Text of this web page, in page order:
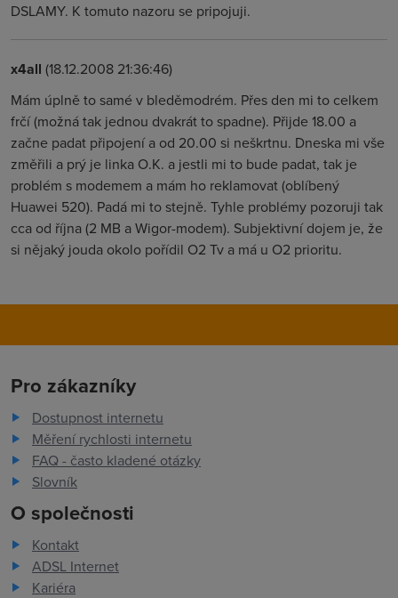
DSLAMY. K tomuto nazoru se pripojuji.
x4all (18.12.2008 21:36:46)
Mám úplně to samé v bleděmodrém. Přes den mi to celkem
frčí (možná tak jednou dvakrát to spadne). Přijde 18.00 a
začne padat připojení a od 20.00 si neškrtnu. Dneska mi vše
změřili a prý je linka O.K. a jestli mi to bude padat, tak je
problém s modemem a mám ho reklamovat (oblíbený
Huawei 520). Padá mi to stejně. Tyhle problémy pozoruji tak
cca od října (2 MB a Wigor-modem). Subjektivní dojem je, že
si nějaký jouda okolo pořídil O2 Tv a má u O2 prioritu.
Pro zákazníky
Dostupnost internetu
Měření rychlosti internetu
FAQ - často kladené otázky
Slovník
O společnosti
Kontakt
ADSL Internet
Kariéra